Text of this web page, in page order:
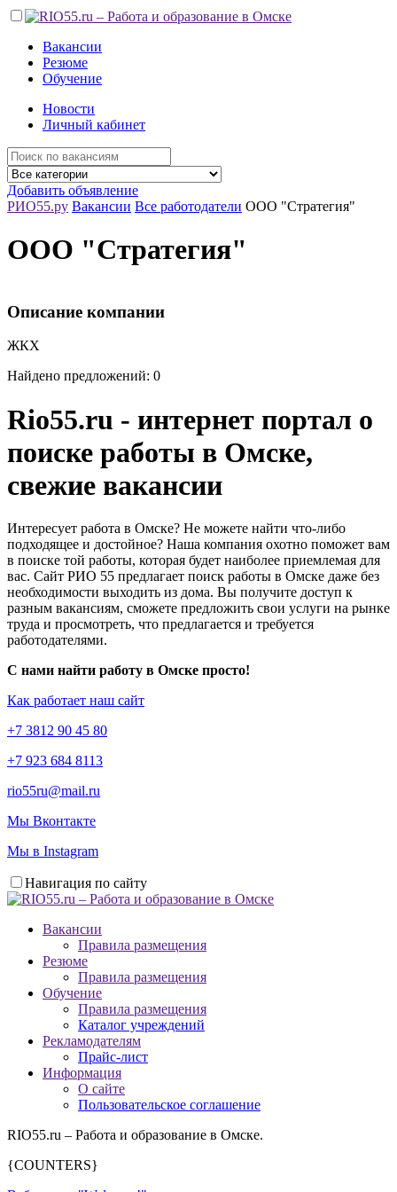
Вакансии
Резюме
Обучение
Новости
Личный кабинет
Добавить объявление
РИО55.ру Вакансии Все работодатели ООО "Стратегия"
ООО "Стратегия"
Описание компании
ЖКХ
Найдено предложений: 0
Rio55.ru - интернет портал о
поиске работы в Омске,
свежие вакансии
Интересует работа в Омске? Не можете найти что-либо
подходящее и достойное? Наша компания охотно поможет вам
в поиске той работы, которая будет наиболее приемлемая для
вас. Сайт РИО 55 предлагает поиск работы в Омске даже без
необходимости выходить из дома. Вы получите доступ к
разным вакансиям, сможете предложить свои услуги на рынке
труда и просмотреть, что предлагается и требуется
работодателями.
С нами найти работу в Омске просто!
Как работает наш сайт
+7 3812 90 45 80
+7 923 684 8113
rio55ru@mail.ru
Мы Вконтакте
Мы в Instagram
Навигация по сайту
Вакансии
Правила размещения
Резюме
Правила размещения
Обучение
Правила размещения
Каталог учреждений
Рекламодателям
Прайс-лист
Информация
О сайте
Пользовательское соглашение
RIO55.ru – Работа и образование в Омске.
{COUNTERS}